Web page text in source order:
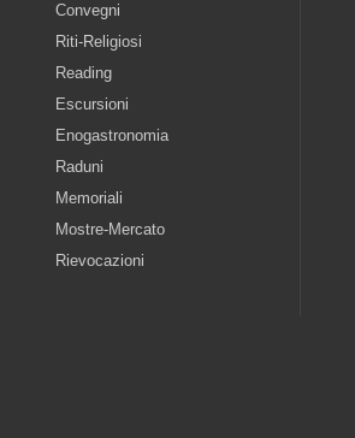
Convegni
Riti-Religiosi
Reading
Escursioni
Enogastronomia
Raduni
Memoriali
Mostre-Mercato
Rievocazioni